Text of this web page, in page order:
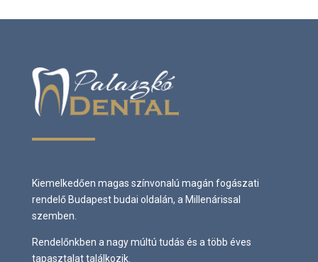
Kiemelkedően magas színvonalú magán fogászati
rendelő Budapest budai oldalán, a Millenárissal
szemben.
Rendelőnkben a nagy múltú tudás és a több éves
tapasztalat találkozik.